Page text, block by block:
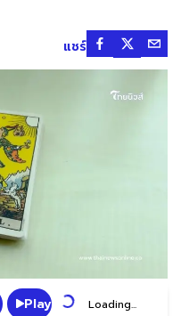
แชร์
Play Loading...